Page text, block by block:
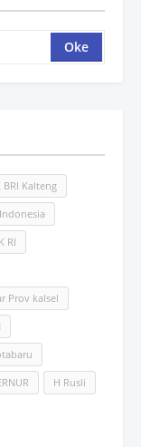
BRI Kalteng
RI
Prov kalsel
H Rusli